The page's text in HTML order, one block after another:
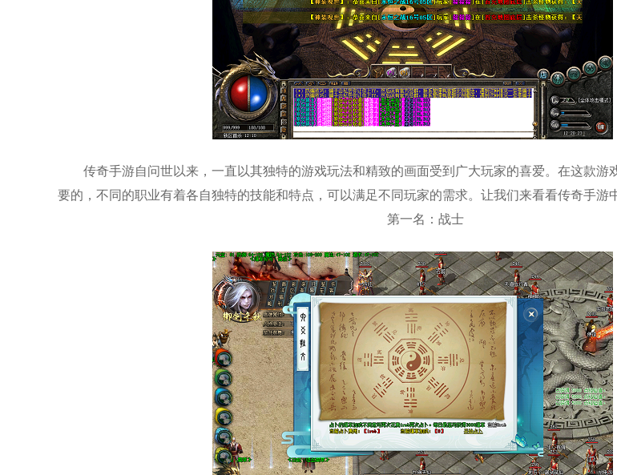
传奇手游自问世以来，一直以其独特的游戏玩法和精致的画面受到广大玩家的喜爱。在这款游
要的，不同的职业有着各自独特的技能和特点，可以满足不同玩家的需求。让我们来看看传奇手游
第一名：战士